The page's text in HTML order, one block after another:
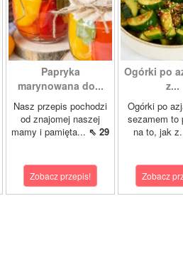
Papryka
marynowana do...
Nasz przepis pochodzi
od znajomej naszej
mamy i pamięta... ⇖ 29
Zobacz przepis!
Ogórki po
z...
Ogórki po
sezamem to
na to, jak
Zobacz